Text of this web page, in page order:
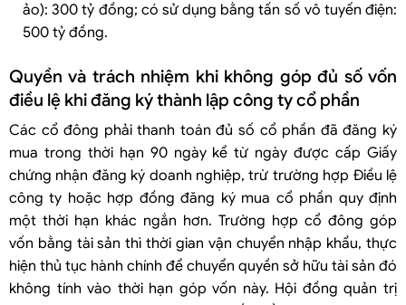
ảo): 300 tỷ đồng; có sử dụng bằng tấn số vô tuyến điện:
500 tỷ đồng.
Quyền và trách nhiệm khi không góp đủ số vốn
điều lệ khi đăng ký thành lập công ty cổ phần
Các cổ đông phải thanh toán đủ số cổ phần đã đăng ký
mua trong thời hạn 90 ngày kể từ ngày được cấp Giấy
chứng nhận đăng ký doanh nghiệp, trừ trường hợp Điều lệ
công ty hoặc hợp đồng đăng ký mua cổ phần quy định
một thời hạn khác ngắn hơn. Trường hợp cổ đông góp
vốn bằng tài sản thì thời gian vận chuyển nhập khẩu, thực
hiện thủ tục hành chính để chuyển quyền sở hữu tài sản đó
không tính vào thời hạn góp vốn này. Hội đồng quản trị